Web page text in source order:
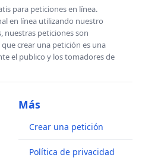
para peticiones en línea.
en línea utilizando nuestro
nuestras peticiones son
crear una petición es una
el publico y los tomadores de
Más
Crear una petición
Política de privacidad